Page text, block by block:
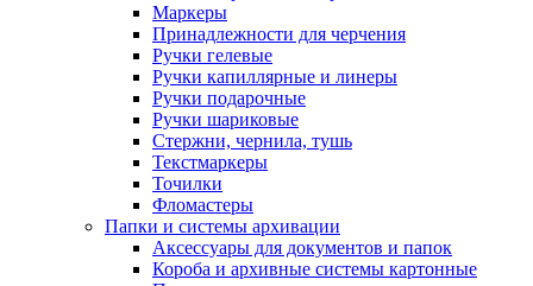
Маркеры
Принадлежности для черчения
Ручки гелевые
Ручки капиллярные и линеры
Ручки подарочные
Ручки шариковые
Стержни, чернила, тушь
Текстмаркеры
Точилки
Фломастеры
Папки и системы архивации
Аксессуары для документов и папок
Короба и архивные системы картонные